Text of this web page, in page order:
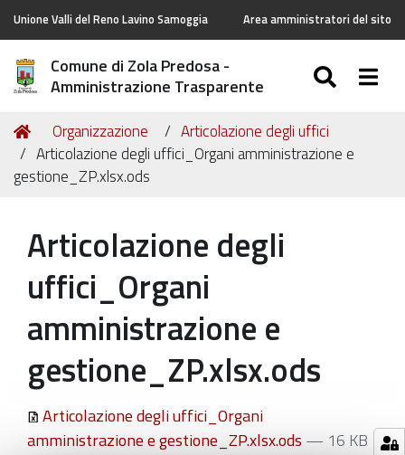
Unione Valli del Reno Lavino Samoggia Area amministratori del sito
Comune di Zola Predosa -
Amministrazione Trasparente
Tu
sei
qui:
Home
Organizzazione
Articolazione degli uffici
Articolazione degli uffici_Organi amministrazione e
gestione_ZP.xlsx.ods
Articolazione degli
uffici_Organi
amministrazione e
gestione_ZP.xlsx.ods
Articolazione degli uffici_Organi
amministrazione e gestione_ZP.xlsx.ods — 16 KB